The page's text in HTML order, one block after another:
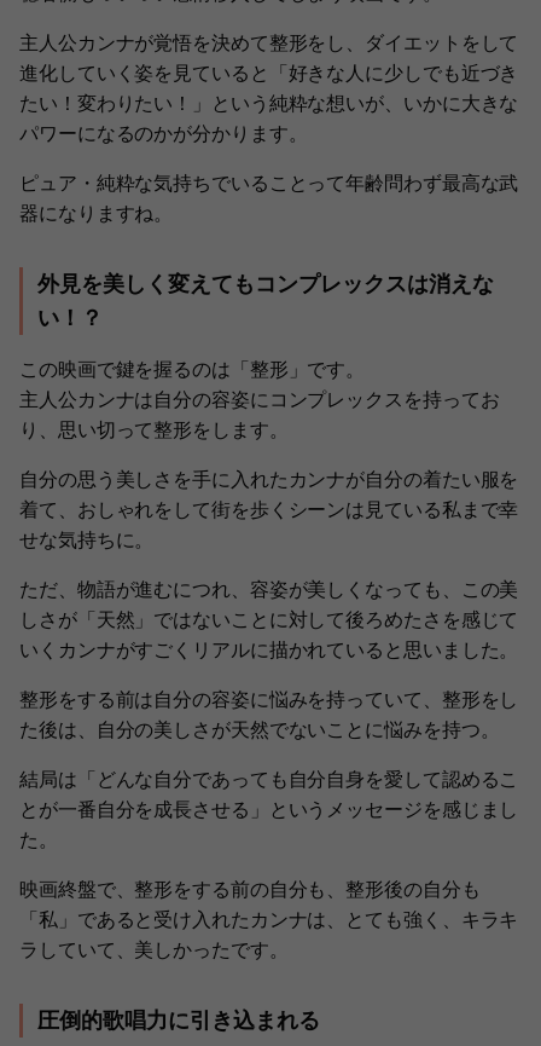
主人公カンナが覚悟を決めて整形をし、ダイエットをして
進化していく姿を見ていると「好きな人に少しでも近づき
たい！変わりたい！」という純粋な想いが、いかに大きな
パワーになるのかが分かります。
ピュア・純粋な気持ちでいることって年齢問わず最高な武
器になりますね。
外見を美しく変えてもコンプレックスは消えな
い！？
この映画で鍵を握るのは「整形」です。
主人公カンナは自分の容姿にコンプレックスを持ってお
り、思い切って整形をします。
自分の思う美しさを手に入れたカンナが自分の着たい服を
着て、おしゃれをして街を歩くシーンは見ている私まで幸
せな気持ちに。
ただ、物語が進むにつれ、容姿が美しくなっても、この美
しさが「天然」ではないことに対して後ろめたさを感じて
いくカンナがすごくリアルに描かれていると思いました。
整形をする前は自分の容姿に悩みを持っていて、整形をし
た後は、自分の美しさが天然でないことに悩みを持つ。
結局は「どんな自分であっても自分自身を愛して認めるこ
とが一番自分を成長させる」というメッセージを感じまし
た。
映画終盤で、整形をする前の自分も、整形後の自分も
「私」であると受け入れたカンナは、とても強く、キラキ
ラしていて、美しかったです。
圧倒的歌唱力に引き込まれる